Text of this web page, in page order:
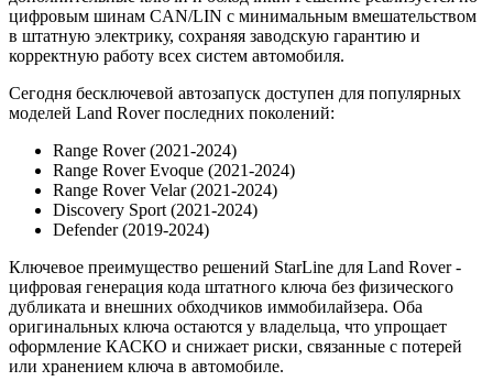
цифровым шинам CAN/LIN с минимальным вмешательством
в штатную электрику, сохраняя заводскую гарантию и
корректную работу всех систем автомобиля.
Сегодня бесключевой автозапуск доступен для популярных
моделей Land Rover последних поколений:
Range Rover (2021-2024)
Range Rover Evoque (2021-2024)
Range Rover Velar (2021-2024)
Discovery Sport (2021-2024)
Defender (2019-2024)
Ключевое преимущество решений StarLine для Land Rover -
цифровая генерация кода штатного ключа без физического
дубликата и внешних обходчиков иммобилайзера. Оба
оригинальных ключа остаются у владельца, что упрощает
оформление КАСКО и снижает риски, связанные с потерей
или хранением ключа в автомобиле.